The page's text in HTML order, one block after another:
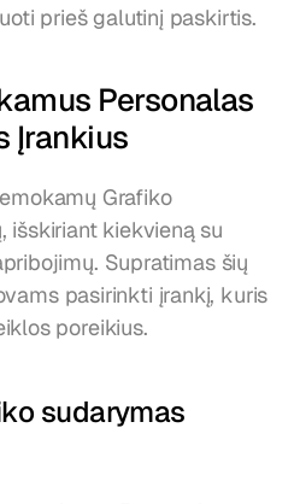
prieš galutinį paskirtis.
Personalas
Įrankius
Grafiko
išskiriant kiekvieną su
Supratimas šių
pasirinkti įrankį, kuris
poreikius.
sudarymas